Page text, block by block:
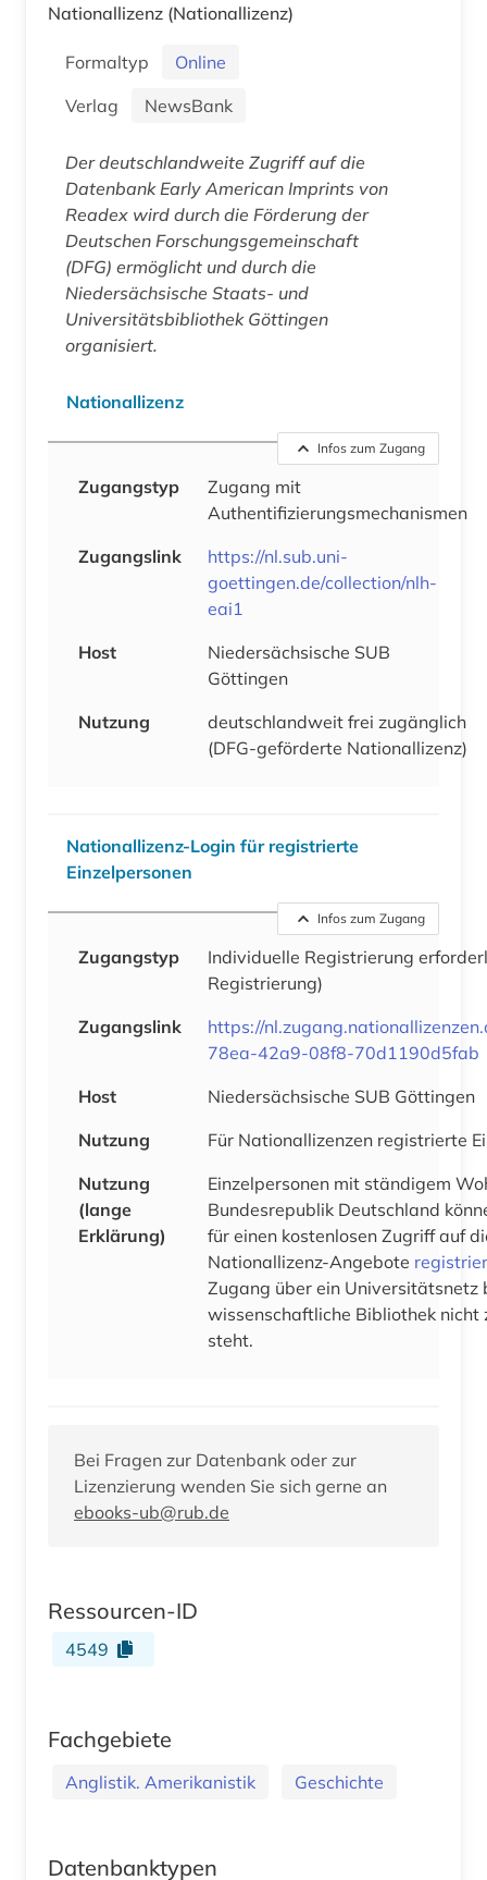
Nationallizenz (Nationallizenz)
Formaltyp
Online
Verlag
NewsBank
Der deutschlandweite Zugriff auf die
Datenbank Early American Imprints von
Readex wird durch die Förderung der
Deutschen Forschungsgemeinschaft
(DFG) ermöglicht und durch die
Niedersächsische Staats- und
Universitätsbibliothek Göttingen
organisiert.
Nationallizenz
Infos zum Zugang
Zugangstyp
Zugang mit
Authentifizierungsmechanismen
Zugangslink
https://nl.sub.uni-
goettingen.de/collection/nlh-
eai1
Host
Niedersächsische SUB
Göttingen
Nutzung
deutschlandweit frei zugänglich
(DFG-geförderte Nationallizenz)
Nationallizenz-Login für registrierte
Einzelpersonen
Infos zum Zugang
Zugangstyp
Individuelle Registrierung
Registrierung)
Zugangslink
https://
78ea-42a9-08f8-70d1190d5fab
Host
Niedersächsische SUB Göttingen
Nutzung
Für Nationallizenzen registrierte
Nutzung
(lange
Erklärung)
Einzelpersonen mit ständigem
Bundesrepublik Deutschland
für einen kostenlosen Zugriff auf
Nationallizenz-Angebote
Zugang über ein Universitätsnetz
wissenschaftliche Bibliothek nicht
steht.
Bei Fragen zur Datenbank oder zur
Lizenzierung wenden Sie sich gerne an
ebooks-ub@rub.de
Ressourcen-ID
4549
Fachgebiete
Anglistik. Amerikanistik Geschichte
Datenbanktypen